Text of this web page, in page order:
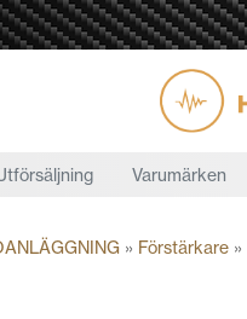
Varumärken
» Förstärkare »